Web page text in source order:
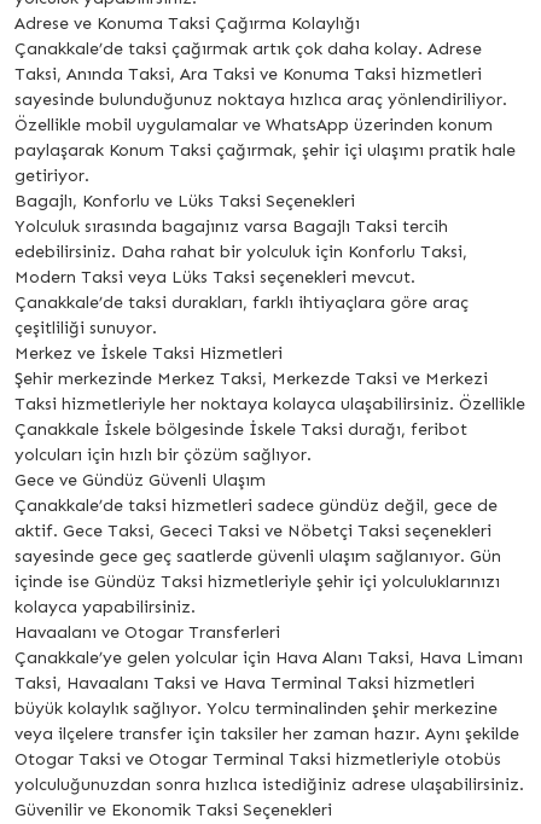
Adrese ve Konuma Taksi Çağırma Kolaylığı
Çanakkale’de taksi çağırmak artık çok daha kolay. Adrese
Taksi, Anında Taksi, Ara Taksi ve Konuma Taksi hizmetleri
sayesinde bulunduğunuz noktaya hızlıca araç yönlendiriliyor.
Özellikle mobil uygulamalar ve WhatsApp üzerinden konum
paylaşarak Konum Taksi çağırmak, şehir içi ulaşımı pratik hale
getiriyor.
Bagajlı, Konforlu ve Lüks Taksi Seçenekleri
Yolculuk sırasında bagajınız varsa Bagajlı Taksi tercih
edebilirsiniz. Daha rahat bir yolculuk için Konforlu Taksi,
Modern Taksi veya Lüks Taksi seçenekleri mevcut.
Çanakkale’de taksi durakları, farklı ihtiyaçlara göre araç
çeşitliliği sunuyor.
Merkez ve İskele Taksi Hizmetleri
Şehir merkezinde Merkez Taksi, Merkezde Taksi ve Merkezi
Taksi hizmetleriyle her noktaya kolayca ulaşabilirsiniz. Özellikle
Çanakkale İskele bölgesinde İskele Taksi durağı, feribot
yolcuları için hızlı bir çözüm sağlıyor.
Gece ve Gündüz Güvenli Ulaşım
Çanakkale’de taksi hizmetleri sadece gündüz değil, gece de
aktif. Gece Taksi, Gececi Taksi ve Nöbetçi Taksi seçenekleri
sayesinde gece geç saatlerde güvenli ulaşım sağlanıyor. Gün
içinde ise Gündüz Taksi hizmetleriyle şehir içi yolculuklarınızı
kolayca yapabilirsiniz.
Havaalanı ve Otogar Transferleri
Çanakkale’ye gelen yolcular için Hava Alanı Taksi, Hava Limanı
Taksi, Havaalanı Taksi ve Hava Terminal Taksi hizmetleri
büyük kolaylık sağlıyor. Yolcu terminalinden şehir merkezine
veya ilçelere transfer için taksiler her zaman hazır. Aynı şekilde
Otogar Taksi ve Otogar Terminal Taksi hizmetleriyle otobüs
yolculuğunuzdan sonra hızlıca istediğiniz adrese ulaşabilirsiniz.
Güvenilir ve Ekonomik Taksi Seçenekleri